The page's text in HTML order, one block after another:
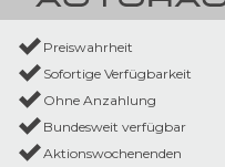
Preiswahrheit
Sofortige Verfügbarkeit
Ohne Anzahlung
Bundesweit verfügbar
Aktionswochenenden